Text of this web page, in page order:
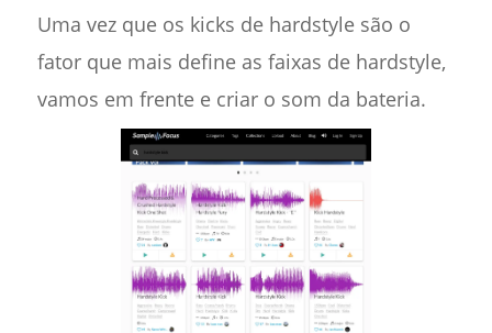
Uma vez que os kicks de hardstyle são o
fator que mais define as faixas de hardstyle,
vamos em frente e criar o som da bateria.